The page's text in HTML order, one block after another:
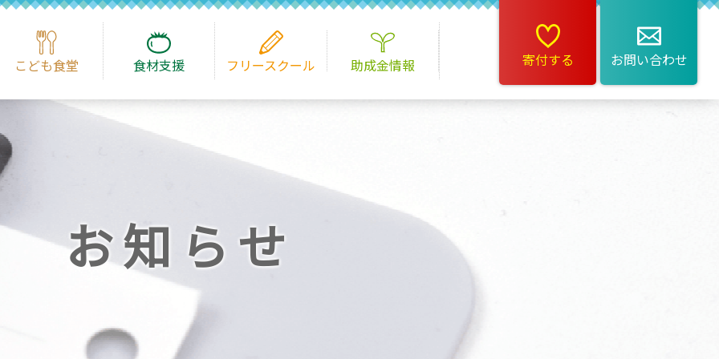
こども食堂 食材支援 フリースクール 助成金情報 寄付する お問い合わせ
お知らせ